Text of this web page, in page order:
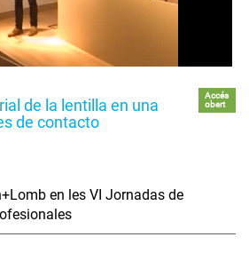
de la lentilla en una
de contacto
Accés
obert
en les VI Jornadas de